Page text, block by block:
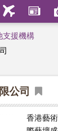
支援機構
公司
香港藝